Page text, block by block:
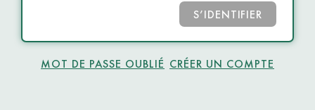
S’IDENTIFIER
MOT DE PASSE OUBLIÉ CRÉER UN COMPTE